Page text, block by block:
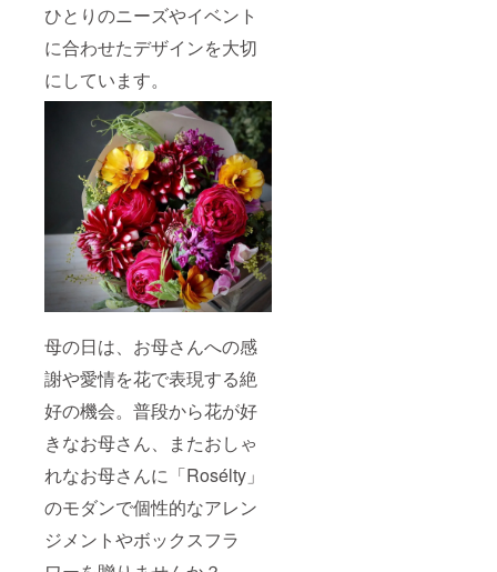
ひとりのニーズやイベント
に合わせたデザインを大切
にしています。
母の日は、お母さんへの感
謝や愛情を花で表現する絶
好の機会。普段から花が好
きなお母さん、またおしゃ
れなお母さんに「Rosélty」
のモダンで個性的なアレン
ジメントやボックスフラ